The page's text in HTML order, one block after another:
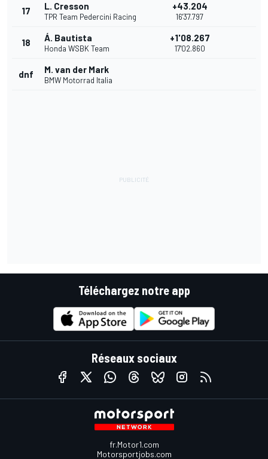
17 L. Cresson
TPR Team Pedercini Racing
+43.204
16'37.797
18 Á. Bautista
Honda WSBK Team
+1'08.267
17'02.860
dnf M. van der Mark
BMW Motorrad Italia
Téléchargez notre app
Réseaux sociaux
fr.Motor1.com
Motorsportjobs.com